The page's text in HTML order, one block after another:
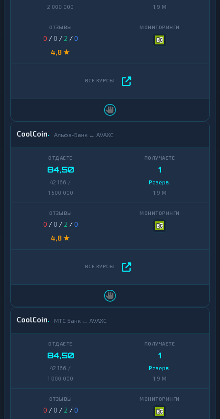
2 000 000
1,9 M
0 / 0 / 2 /0
4,8 ★
CoolCoin Альфа-Банк ↔ AVAXC
84,50
42 166 /
1 500 000
1
Резерв:
1,9 M
0 / 0 / 2 /0
4,8 ★
CoolCoin МТС Банк ↔ AVAXC
84,50
42 166 /
1 000 000
1
Резерв:
1,9 M
0 / 0 / 2 /0